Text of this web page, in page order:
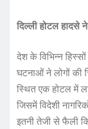
दिल्ली होटल हादसे
देश के विभिन्न
घटनाओं ने लोगों की
स्थित एक होटल में
जिसमें विदेशी
इतनी तेजी से फैली